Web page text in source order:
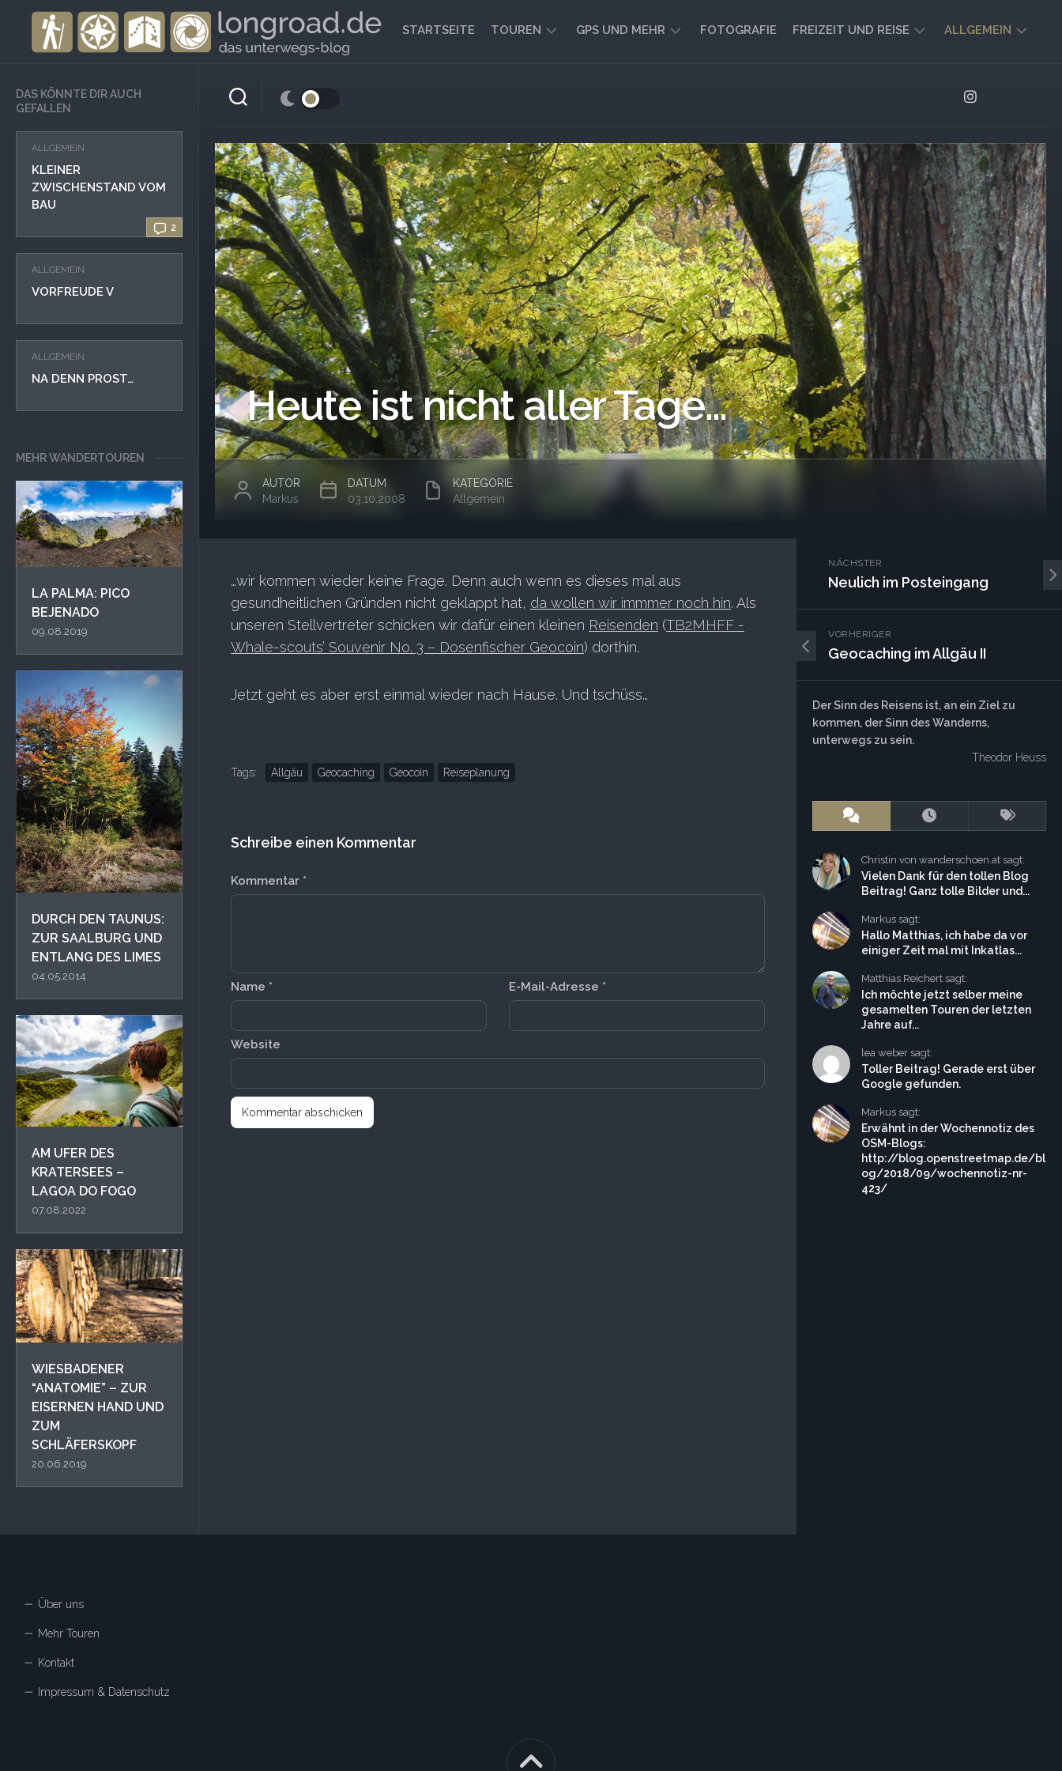
STARTSEITE TOUREN GPS UND MEHR
GEOCACHING
FOTOGRAFIE FREIZEIT UND REISE
REISEBERICHTE
UND
IMPRESSIONEN
FREIZEIT-
TIPPS
ALLGEMEIN
DAS KÖNNTE DIR AUCH
GEFALLEN
2
ALLGEMEIN
KLEINER
ZWISCHENSTAND VOM
BAU
ALLGEMEIN
VORFREUDE V
ALLGEMEIN
NA DENN PROST…
MEHR WANDERTOUREN
LA PALMA: PICO
BEJENADO
09.08.2019
DURCH DEN TAUNUS:
ZUR SAALBURG UND
ENTLANG DES LIMES
04.05.2014
AM UFER DES
KRATERSEES –
LAGOA DO FOGO
07.08.2022
WIESBADENER
“ANATOMIE” – ZUR
EISERNEN HAND UND
ZUM
SCHLÄFERSKOPF
20.06.2019
Heute ist nicht aller Tage…
AUTOR
Markus
DATUM
03.10.2008
KATEGORIE
Allgemein
…wir kommen wieder keine Frage. Denn auch wenn es dieses mal aus
gesundheitlichen Gründen nicht geklappt hat, da wollen wir immmer noch hin. Als
unseren Stellvertreter schicken wir dafür einen kleinen Reisenden (TB2MHFF -
Whale-scouts’ Souvenir No. 3 – Dosenfischer Geocoin) dorthin.
Jetzt geht es aber erst einmal wieder nach Hause. Und tschüss…
Tags: Allgäu Geocaching Geocoin Reiseplanung
Schreibe einen Kommentar
Kommentar *
Name * E-Mail-Adresse *
Website
NÄCHSTER
Neulich im Posteingang
VORHERIGER
Geocaching im Allgäu II
Der Sinn des Reisens ist, an ein Ziel zu
kommen, der Sinn des Wanderns,
unterwegs zu sein.
Theodor Heuss
Christin von wanderschoen.at sagt:
Vielen Dank für den tollen Blog
Beitrag! Ganz tolle Bilder und...
Markus sagt:
Hallo Matthias, ich habe da vor
einiger Zeit mal mit Inkatlas...
Matthias Reichert sagt:
Ich möchte jetzt selber meine
gesamelten Touren der letzten
Jahre auf...
lea weber sagt:
Toller Beitrag! Gerade erst über
Google gefunden.
Markus sagt:
Erwähnt in der Wochennotiz des
OSM-Blogs:
http://blog.openstreetmap.de/bl
og/2018/09/wochennotiz-nr-
423/
Über uns
Mehr Touren
Kontakt
Impressum & Datenschutz